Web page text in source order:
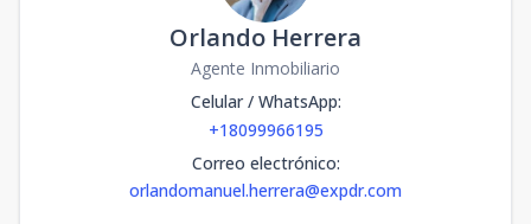
Orlando Herrera
Agente Inmobiliario
Celular / WhatsApp:
+18099966195
Correo electrónico:
orlandomanuel.herrera@expdr.com